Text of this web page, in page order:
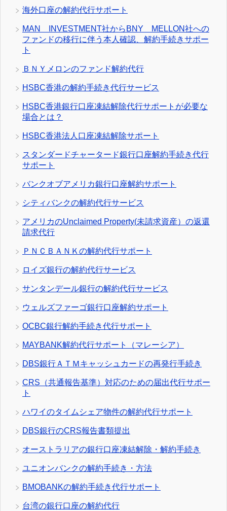
海外口座の解約代行サポート
MAN INVESTMENT社からBNY MELLON社への
ファンドの移行に伴う本人確認、解約手続きサポー
ト
ＢＮＹメロンのファンド解約代行
HSBC香港の解約手続き代行サービス
HSBC香港銀行口座凍結解除代行サポートが必要な
場合とは？
HSBC香港法人口座凍結解除サポート
スタンダードチャータード銀行口座解約手続き代行
サポート
バンクオブアメリカ銀行口座解約サポート
シティバンクの解約代行サービス
アメリカのUnclaimed Property(未請求資産）の返還
請求代行
ＰＮＣＢＡＮＫの解約代行サポート
ロイズ銀行の解約代行サービス
サンタンデール銀行の解約代行サービス
ウェルズファーゴ銀行口座解約サポート
OCBC銀行解約手続き代行サポート
MAYBANK解約代行サポート（マレーシア）
DBS銀行ＡＴＭキャッシュカードの再発行手続き
CRS（共通報告基準）対応のための届出代行サポー
ト
ハワイのタイムシェア物件の解約代行サポート
DBS銀行のCRS報告書類提出
オーストラリアの銀行口座凍結解除・解約手続き
ユニオンバンクの解約手続き・方法
BMOBANKの解約手続き代行サポート
台湾の銀行口座の解約代行